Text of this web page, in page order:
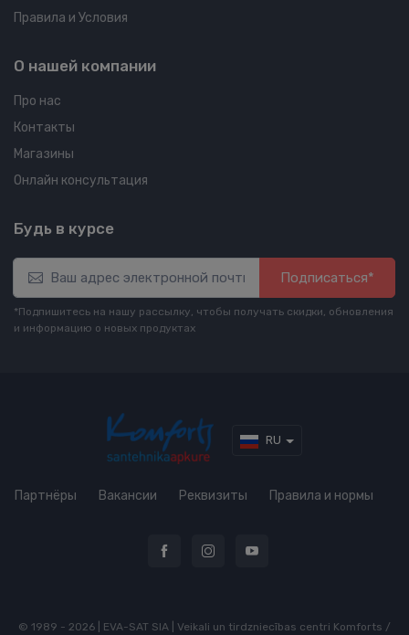
Правила и Условия
О нашей компании
Про нас
Контакты
Магазины
Онлайн консультация
Будь в курсе
Подписаться*
*Подпишитесь на нашу рассылку, чтобы получать скидки, обновления
и информацию о новых продуктах
RU
Партнёры Вакансии Реквизиты Правила и нормы
© 1989 - 2026 | EVA-SAT SIA | Veikali un tirdzniecības centri Komforts /